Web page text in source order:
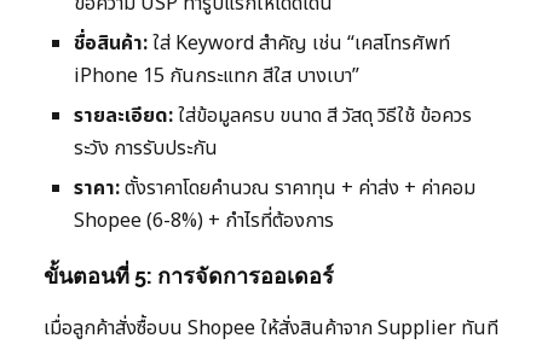
ชื่อสินค้า:ใส่ Keyword สำคัญ เช่น “เคสโทรศัพท์
iPhone 15 กันกระแทก สีใส บางเบา”
รายละเอียด:ใส่ข้อมูลครบ ขนาด สี วัสดุ วิธีใช้ ข้อควร
ระวัง การรับประกัน
ราคา:ตั้งราคาโดยคำนวณ ราคาทุน + ค่าส่ง + ค่าคอม
Shopee (6-8%) + กำไรที่ต้องการ
ขั้นตอนที่ 5: การจัดการออเดอร์
เมื่อลูกค้าสั่งซื้อบน Shopee ให้สั่งสินค้าจาก Supplier ทันที